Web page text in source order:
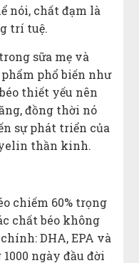
nói, chất đạm là
trí tuệ.
sữa mẹ và
phổ biến như
thiết yếu nên
đồng thời nó
sự phát triển của
thần kinh.
chiếm 60% trọng
chất béo không
DHA, EPA và
ngày đầu đời